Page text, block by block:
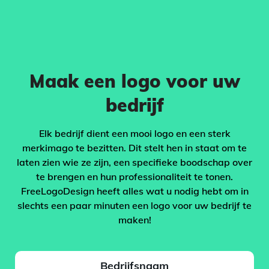
Maak een logo voor uw
bedrijf
Elk bedrijf dient een mooi logo en een sterk
merkimago te bezitten. Dit stelt hen in staat om te
laten zien wie ze zijn, een specifieke boodschap over
te brengen en hun professionaliteit te tonen.
FreeLogoDesign heeft alles wat u nodig hebt om in
slechts een paar minuten een logo voor uw bedrijf te
maken!